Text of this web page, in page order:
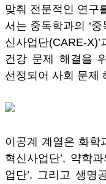
맞춰 전문적인 연구
서는 중독학과의 ‘
신사업단(CARE-X)’
건강 문제 해결을
선정되어 사회 문제
이공계 계열은 화학
혁신사업단’, 약학
업단’, 그리고 생명